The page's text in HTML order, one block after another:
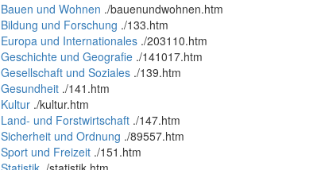
Bauen und Wohnen ./bauenundwohnen.htm
Bildung und Forschung ./133.htm
Europa und Internationales ./203110.htm
Geschichte und Geografie ./141017.htm
Gesellschaft und Soziales ./139.htm
Gesundheit ./141.htm
Kultur ./kultur.htm
Land- und Forstwirtschaft ./147.htm
Sicherheit und Ordnung ./89557.htm
Sport und Freizeit ./151.htm